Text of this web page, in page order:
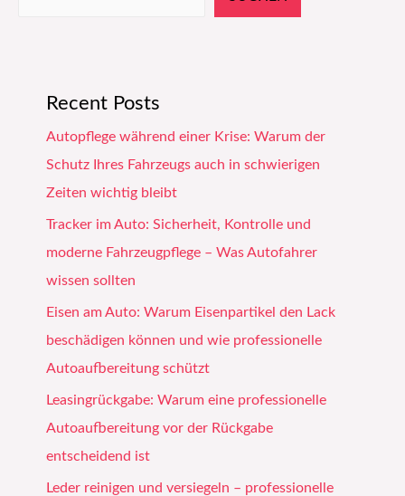
Recent Posts
Autopflege während einer Krise: Warum der
Schutz Ihres Fahrzeugs auch in schwierigen
Zeiten wichtig bleibt
Tracker im Auto: Sicherheit, Kontrolle und
moderne Fahrzeugpflege – Was Autofahrer
wissen sollten
Eisen am Auto: Warum Eisenpartikel den Lack
beschädigen können und wie professionelle
Autoaufbereitung schützt
Leasingrückgabe: Warum eine professionelle
Autoaufbereitung vor der Rückgabe
entscheidend ist
Leder reinigen und versiegeln – professionelle